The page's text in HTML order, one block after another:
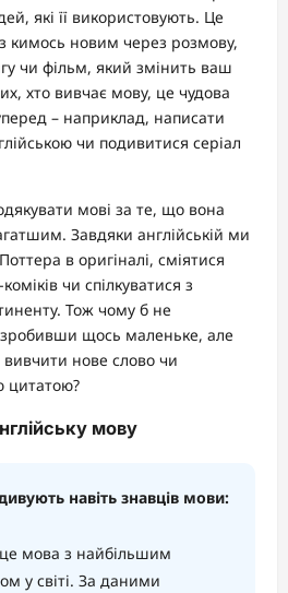
які її використовують. Це
кимось новим через розмову,
чи фільм, який змінить ваш
хто вивчає мову, це чудова
– наприклад, написати
чи подивитися серіал
мові за те, що вона
Завдяки англійській ми
в оригіналі, сміятися
чи спілкуватися з
Тож чому б не
щось маленьке, але
нове слово чи
цитатою?
мову
навіть знавців мови:
це мова з найбільшим
у світі. За даними